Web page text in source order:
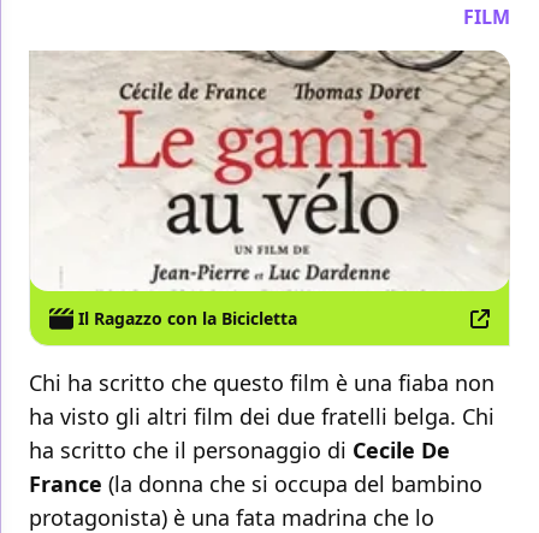
FILM
Il Ragazzo con la Bicicletta
Chi ha scritto che questo film è una fiaba non
ha visto gli altri film dei due fratelli belga. Chi
ha scritto che il personaggio di Cecile De
France (la donna che si occupa del bambino
protagonista) è una fata madrina che lo